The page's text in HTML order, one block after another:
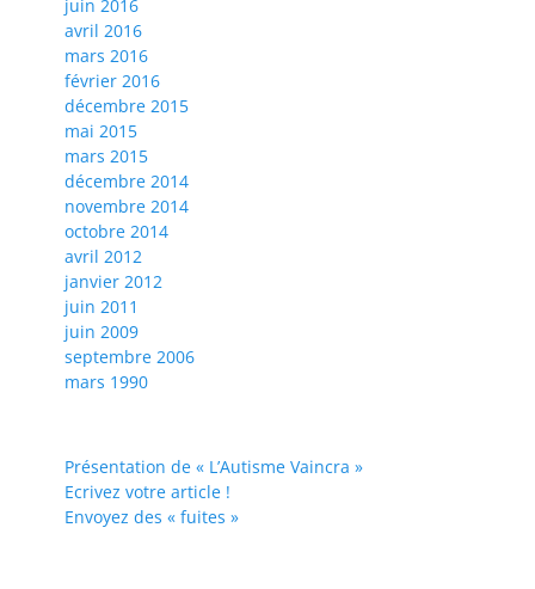
juin 2016
avril 2016
mars 2016
février 2016
décembre 2015
mai 2015
mars 2015
décembre 2014
novembre 2014
octobre 2014
avril 2012
janvier 2012
juin 2011
juin 2009
septembre 2006
mars 1990
Présentation de « L’Autisme Vaincra »
Ecrivez votre article !
Envoyez des « fuites »